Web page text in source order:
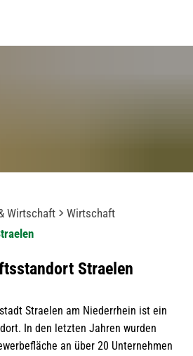
Wirtschaft
Wirtschaft
Straelen
Straelen am Niederrhein ist ein
In den letzten Jahren wurden
an über 20 Unternehmen